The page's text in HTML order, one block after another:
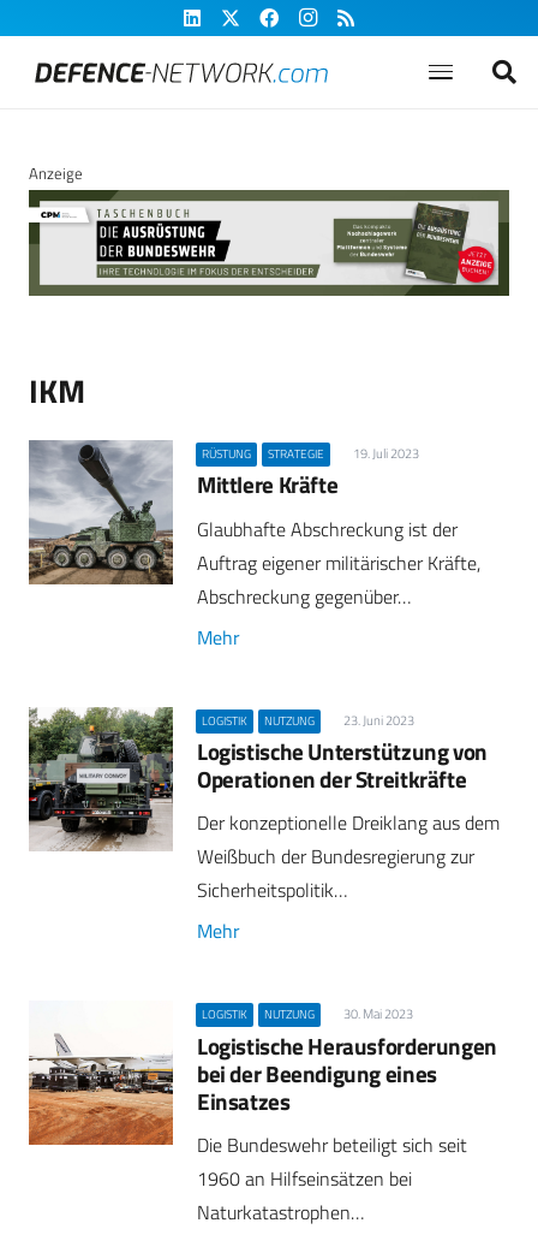
Anzeige
IKM
RÜSTUNG STRATEGIE 19. Juli 2023
Mittlere Kräfte
Glaubhafte Abschreckung ist der
Auftrag eigener militärischer Kräfte,
Abschreckung gegenüber…
Mehr
LOGISTIK NUTZUNG 23. Juni 2023
Logistische Unterstützung von
Operationen der Streitkräfte
Der konzeptionelle Dreiklang aus dem
Weißbuch der Bundesregierung zur
Sicherheitspolitik…
Mehr
LOGISTIK NUTZUNG 30. Mai 2023
Logistische Herausforderungen
bei der Beendigung eines
Einsatzes
Die Bundeswehr beteiligt sich seit
1960 an Hilfseinsätzen bei
Naturkatastrophen…